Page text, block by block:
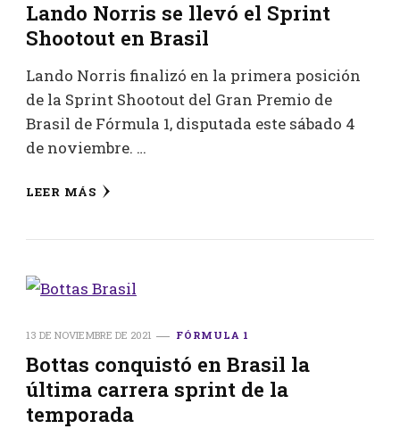
Lando Norris se llevó el Sprint
Shootout en Brasil
Lando Norris finalizó en la primera posición
de la Sprint Shootout del Gran Premio de
Brasil de Fórmula 1, disputada este sábado 4
de noviembre. …
LEER MÁS
13 DE NOVIEMBRE DE 2021 FÓRMULA 1
Bottas conquistó en Brasil la
última carrera sprint de la
temporada